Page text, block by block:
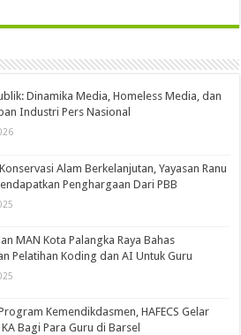
Dinamika Media, Homeless Media, dan
Industri Pers Nasional
Alam Berkelanjutan, Yayasan Ranu
Penghargaan Dari PBB
MAN Kota Palangka Raya Bahas
Pelatihan Koding dan AI Untuk Guru
Kemendikdasmen, HAFECS Gelar
Bagi Para Guru di Barsel